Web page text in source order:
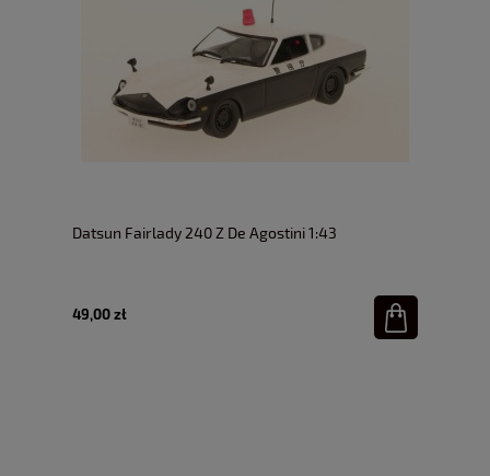
Datsun Fairlady 240 Z De Agostini 1:43
49,00 zł